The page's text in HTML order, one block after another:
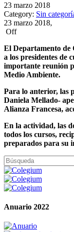
23 marzo 2018
Category: Sin
23 marzo 2018,
Off
El Departamento de
a los presidentes de
importante reunión
Medio Ambiente.
Para lo anterior, las
Daniela Mellado-
Alianza Francesa,
En la actividad, las
todos los cursos,
preparados para su
Anuario 2022